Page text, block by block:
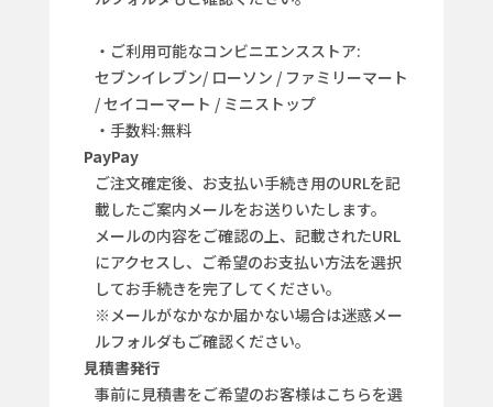
・ご利用可能なコンビニエンスストア:
セブンイレブン/ ローソン / ファミリーマート
/ セイコーマート / ミニストップ
・手数料:無料
PayPay
ご注文確定後、お支払い手続き用のURLを記
載したご案内メールをお送りいたします。
メールの内容をご確認の上、記載されたURL
にアクセスし、ご希望のお支払い方法を選択
してお手続きを完了してください。
※メールがなかなか届かない場合は迷惑メー
ルフォルダもご確認ください。
見積書発行
事前に見積書をご希望のお客様はこちらを選